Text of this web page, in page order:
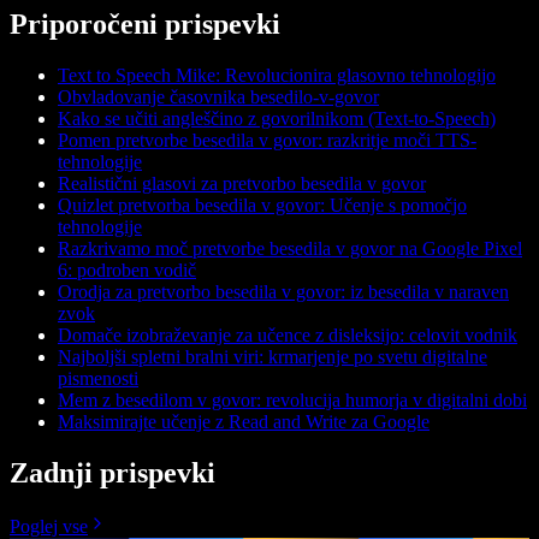
Priporočeni prispevki
Text to Speech Mike: Revolucionira glasovno tehnologijo
Obvladovanje časovnika besedilo-v-govor
Kako se učiti angleščino z govorilnikom (Text-to-Speech)
Pomen pretvorbe besedila v govor: razkritje moči TTS-
tehnologije
Realistični glasovi za pretvorbo besedila v govor
Quizlet pretvorba besedila v govor: Učenje s pomočjo
tehnologije
Razkrivamo moč pretvorbe besedila v govor na Google Pixel
6: podroben vodič
Orodja za pretvorbo besedila v govor: iz besedila v naraven
zvok
Domače izobraževanje za učence z disleksijo: celovit vodnik
Najboljši spletni bralni viri: krmarjenje po svetu digitalne
pismenosti
Mem z besedilom v govor: revolucija humorja v digitalni dobi
Maksimirajte učenje z Read and Write za Google
Zadnji prispevki
Poglej vse